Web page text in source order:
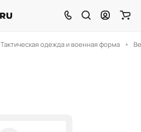
Тактическая одежда и военная форма